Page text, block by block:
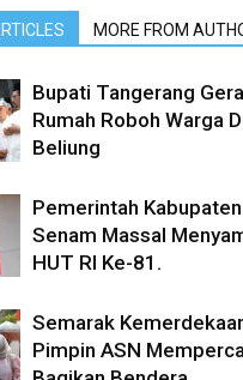
MORE FROM
Bupati Tangerang
Rumah Roboh Warga
Beliung
Pemerintah
Senam Massal
HUT RI Ke-81.
Semarak
Pimpin ASN